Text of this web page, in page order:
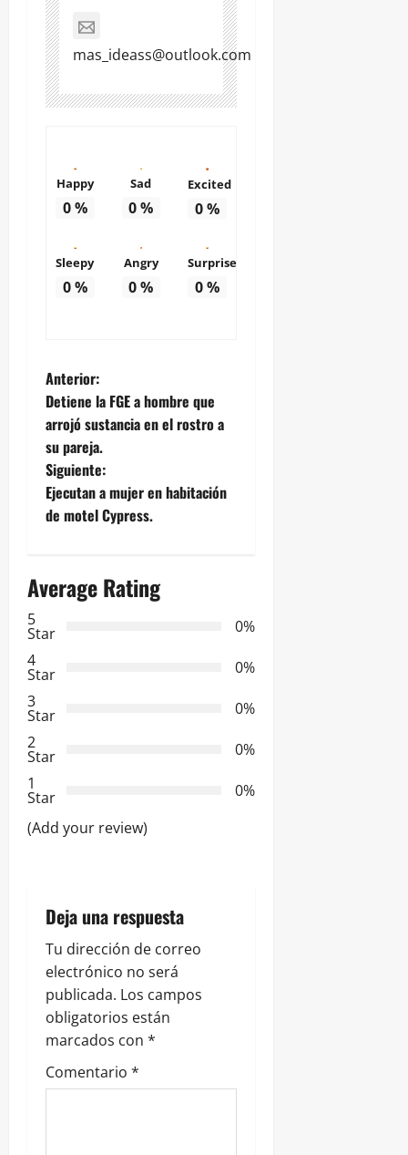
mas_ideass@outlook.com
Happy
0%
Sad
0%
Excited
0%
Sleepy
0%
Angry
0%
Surprise
0%
N
a
v
e
a
i
ó
n
d
e
e
t
r
a
d
a
Anterior:
Detiene la FGE a hombre que
arrojó sustancia en el rostro a
su pareja.
Siguiente:
Ejecutan a mujer en habitación
de motel Cypress.
Average Rating
5
Star
0%
4
Star
0%
3
Star
0%
2
Star
0%
1
Star
0%
(Add your review)
Deja una respuesta
Tu dirección de correo
electrónico no será
publicada. Los campos
obligatorios están
marcados con *
Comentario *